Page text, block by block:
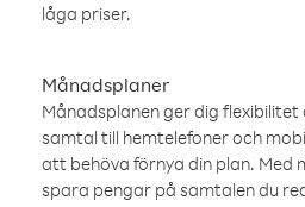
låga priser.
Månadsplaner
Månadsplanen ger dig
samtal till hemtelefoner och
att behöva förnya din plan. Med
spara pengar på samtalen du